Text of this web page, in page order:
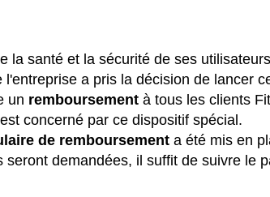
la santé et la sécurité de ses
l'entreprise a pris la décision de lancer
un remboursement à tous les clients
concerné par ce dispositif spécial.
de remboursement a été mis en
seront demandées, il suffit de suivre le